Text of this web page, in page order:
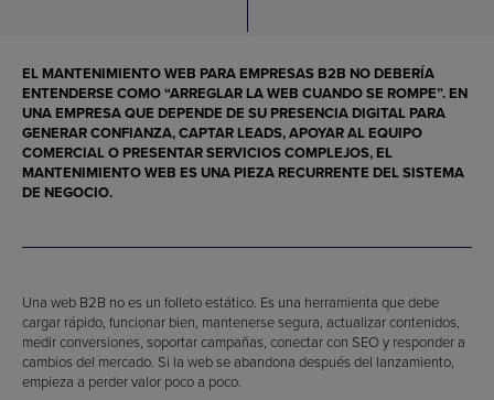
EL MANTENIMIENTO WEB PARA EMPRESAS B2B NO DEBERÍA
ENTENDERSE COMO “ARREGLAR LA WEB CUANDO SE ROMPE”. EN
UNA EMPRESA QUE DEPENDE DE SU PRESENCIA DIGITAL PARA
GENERAR CONFIANZA, CAPTAR LEADS, APOYAR AL EQUIPO
COMERCIAL O PRESENTAR SERVICIOS COMPLEJOS, EL
MANTENIMIENTO WEB ES UNA PIEZA RECURRENTE DEL SISTEMA
DE NEGOCIO.
Una web B2B no es un folleto estático. Es una herramienta que debe
cargar rápido, funcionar bien, mantenerse segura, actualizar contenidos,
medir conversiones, soportar campañas, conectar con SEO y responder a
cambios del mercado. Si la web se abandona después del lanzamiento,
empieza a perder valor poco a poco.